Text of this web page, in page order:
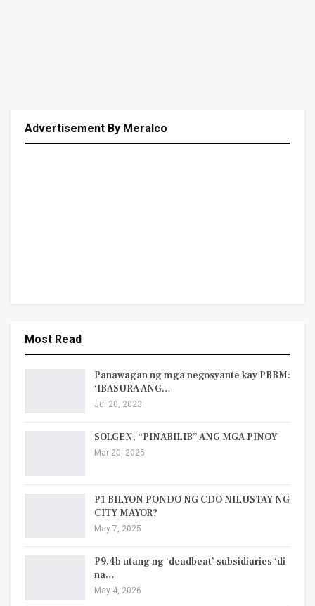
Advertisement By Meralco
Most Read
Panawagan ng mga negosyante kay PBBM:
‘IBASURA ANG…
Jul 20, 2023
SOLGEN, “PINABILIB” ANG MGA PINOY
Mar 20, 2025
P1 BILYON PONDO NG CDO NILUSTAY NG
CITY MAYOR?
May 7, 2025
P9.4b utang ng ‘deadbeat’ subsidiaries ‘di
na…
May 4, 2026